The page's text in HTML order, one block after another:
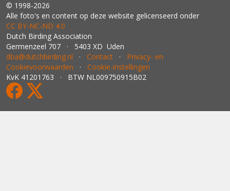
© 1998-2026
Alle foto's en content op deze website gelicenseerd onder
CC BY‑NC‑ND 4.0
Dutch Birding Association
Germenzeel 707 · 5403 XD Uden
dba@dutchbirding.nl · Contact · Privacy- en
Cookievoorwaarden · Cookie-instellingen
KvK 41201763 · BTW NL009750915B02